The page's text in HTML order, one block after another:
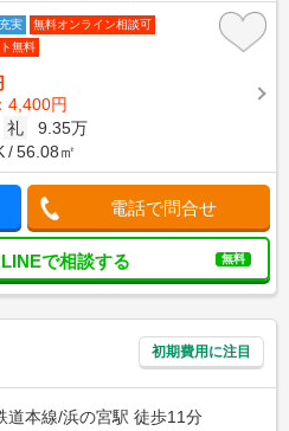
実
無料オンライン相談可
無料
4,400円
礼
9.35万
56.08㎡
電話で問合せ
で相談する 無料
初期費用に注目
道本線/浜の宮駅 徒歩11分